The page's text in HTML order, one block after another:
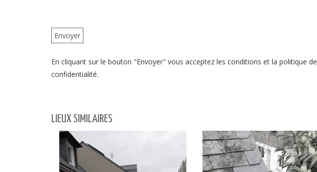
En cliquant sur le bouton "Envoyer" vous acceptez les conditions et la politique de
confidentialité.
LIEUX SIMILAIRES